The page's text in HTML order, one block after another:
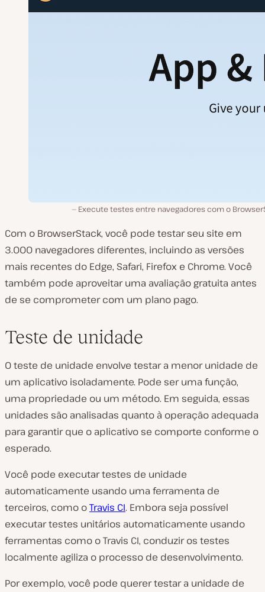
Execute testes entre navegadores com o
Com o BrowserStack, você pode testar seu site em
3.000 navegadores diferentes, incluindo as versões
mais recentes do Edge, Safari, Firefox e Chrome. Você
também pode aproveitar uma avaliação gratuita antes
de se comprometer com um plano pago.
Teste de unidade
O teste de unidade envolve testar a menor unidade de
um aplicativo isoladamente. Pode ser uma função,
uma propriedade ou um método. Em seguida, essas
unidades são analisadas quanto à operação adequada
para garantir que o aplicativo se comporte conforme o
esperado.
Você pode executar testes de unidade
automaticamente usando uma ferramenta de
terceiros, como oTravis CI. Embora seja possível
executar testes unitários automaticamente usando
ferramentas como o Travis CI, conduzir os testes
localmente agiliza o processo de desenvolvimento.
Por exemplo, você pode querer testar a unidade de